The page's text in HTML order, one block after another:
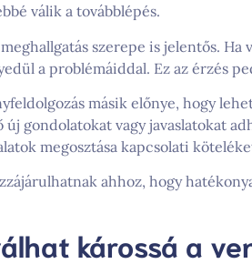
válik a továbblépés.
szerepe is jelentős.
a problémáiddal. Ez az érzés
másik előnye, hogy
új gondolatokat vagy javaslatokat
megosztása kapcsolati
ahhoz, hogy
károssá a